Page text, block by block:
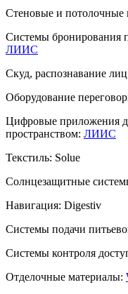
Стеновые и потолочные
Системы бронирования
ЛИИС
Скуд, распознавание
Оборудование
Цифровые приложения
пространством: ЛИИС
Текстиль: Solue
Солнцезащитные
Навигация: Digestiv
Системы подачи
Системы контроля
Отделочные материалы: